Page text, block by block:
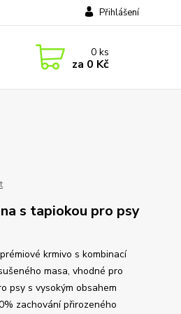
Přihlášení
0ks
za 0 Kč
s tapiokou pro psy
krmivo s kombinací
masa, vhodné pro
psy s vysokým obsahem
zachování přirozeného